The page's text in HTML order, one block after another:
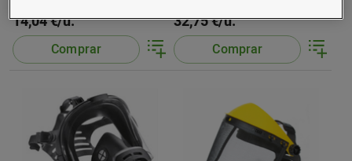
14,04 €/u.
Comprar
32,75 €/u.
Comprar